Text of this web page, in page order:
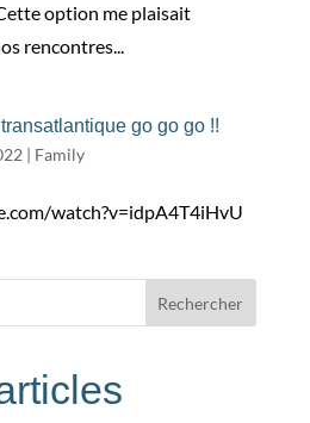
option me plaisait
rencontres...
go go go !!
| Family
watch?v=idpA4T4iHvU
Rechercher